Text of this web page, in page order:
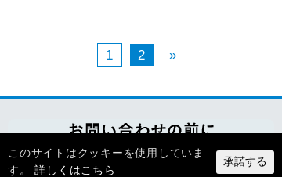
1 2 »
このサイトはクッキーを使用していま
す。詳しくはこちら
承諾する